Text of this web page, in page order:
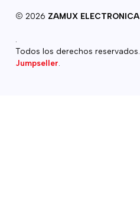
2026 ZAMUX ELECTRONICA
Todos los derechos reservados.
Jumpseller